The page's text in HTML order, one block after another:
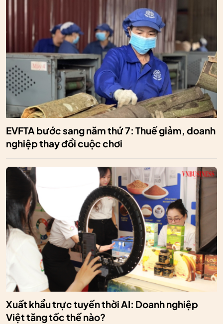
EVFTA bước sang năm thứ 7: Thuế giảm, doanh
nghiệp thay đổi cuộc chơi
Xuất khẩu trực tuyến thời AI: Doanh nghiệp
Việt tăng tốc thế nào?